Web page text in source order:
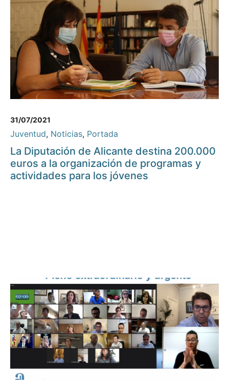
31/07/2021
Juventud, Noticias, Portada
La Diputación de Alicante destina 200.000
euros a la organización de programas y
actividades para los jóvenes